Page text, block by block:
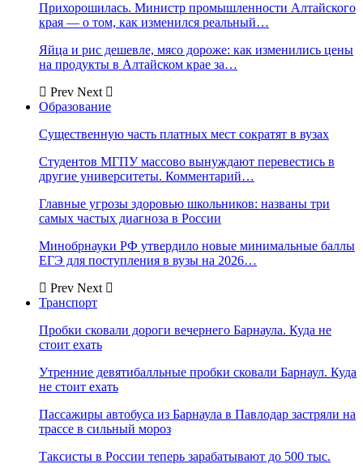
Прихорошилась. Министр промышленности Алтайского
края — о том, как изменился реальный…
Яйца и рис дешевле, мясо дороже: как изменились цены
на продукты в Алтайском крае за…
Prev Next
Образование
Существенную часть платных мест сократят в вузах
Студентов МГПУ массово вынуждают перевестись в
другие университеты. Комментарий…
Главные угрозы здоровью школьников: названы три
самых частых диагноза в России
Минобрнауки РФ утвердило новые минимальные баллы
ЕГЭ для поступления в вузы на 2026…
Prev Next
Транспорт
Пробки сковали дороги вечернего Барнаула. Куда не
стоит ехать
Утренние девятибалльные пробки сковали Барнаул. Куда
не стоит ехать
Пассажиры автобуса из Барнаула в Павлодар застряли на
трассе в сильный мороз
Таксисты в России теперь зарабатывают до 500 тыс.